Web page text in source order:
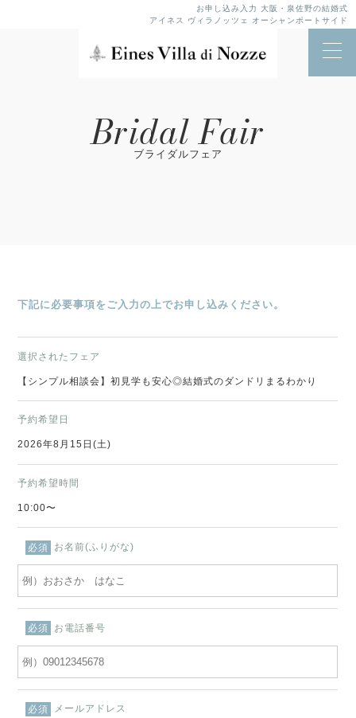
お申し込み入力 大阪・泉佐野の結婚式
アイネス ヴィラノッツェ オーシャンポートサイド
Bridal Fair
ブライダルフェア
下記に必要事項をご入力の上でお申し込みください。
選択されたフェア
【シンプル相談会】初見学も安心◎結婚式のダンドリまるわかり
予約希望日
2026年8月15日(土)
予約希望時間
10:00〜
必須 お名前(ふりがな)
必須 お電話番号
必須 メールアドレス